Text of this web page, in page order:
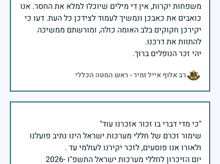
משפחות יקרות, אין די מילים שיוכלו למלא את החסר. אנו
כואבים את כאבכן ונמשיך לעמוד לצידכן כל העת. דעו כי
יקירכן חקוקים בלב האומה כולה, ומורשתם ממשיכה
יהי זכר הנופלים ברוך.
רב אלוף אייל זמיר - ראש המטה הכללי
שימור זכרם של חללי מערכות ישראל הינו נתיב פועלנו
יום הזיכרון לחללי מערכות ישראל התשפ"ו -2026